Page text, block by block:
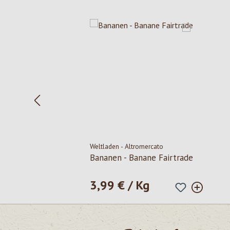
Weltladen - Altromercato
Bananen - Banane Fairtrade
Regulärer Preis:
3,99 € / Kg